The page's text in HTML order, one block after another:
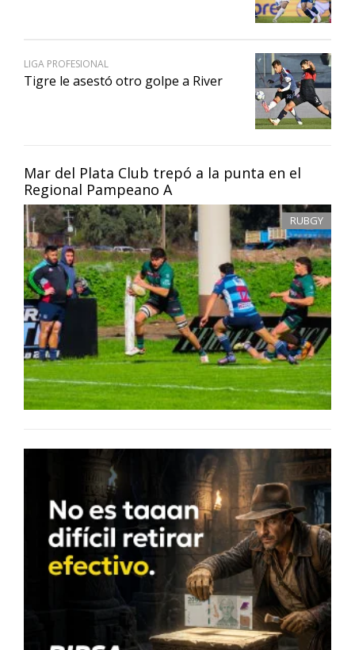
Mar del Plata Club trepó a la punta en el
Regional Pampeano A
RUBGY
LIGA PROFESIONAL
Tigre le asestó otro golpe a River